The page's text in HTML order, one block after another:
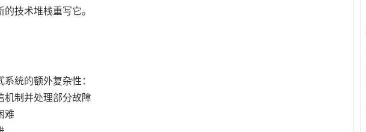
技术堆栈重写它。
统的额外复杂性：
机制并处理部分故障
难